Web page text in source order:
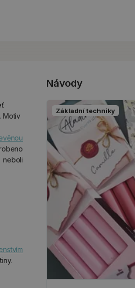
Motiv
Návody
Základní techniky